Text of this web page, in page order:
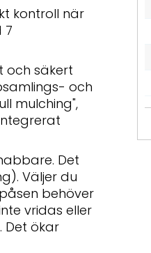
kontroll när
7
och säkert
och
mulching",
Det
Väljer du
behöver
vridas eller
Det ökar